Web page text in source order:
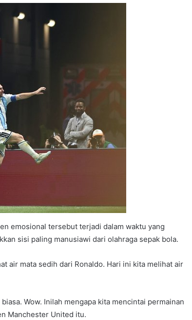
emosional tersebut terjadi dalam waktu yang
sisi paling manusiawi dari olahraga sepak bola.
air mata sedih dari Ronaldo. Hari ini kita melihat air
Wow. Inilah mengapa kita mencintai permainan
Manchester United itu.